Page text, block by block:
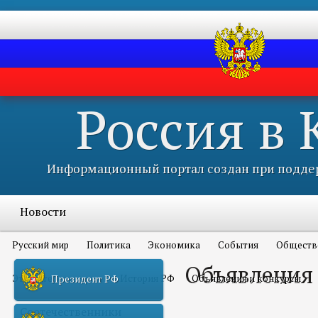
Россия в
Информационный портал создан при
Новости
Русский мир Политика Экономика События
Это интересно всем История РФ Объявления и конкурсы
Соотечественники
Президент РФ